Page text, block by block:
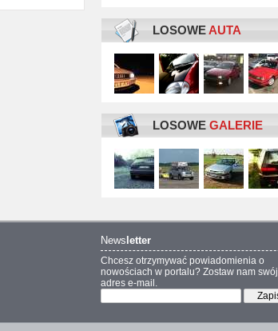
LOSOWEAUTA
LOSOWE GALERIE
News letter
Chcesz otrzymywać powiadomienia o
nowościach w portalu? Zostaw nam swój
adres e-mail.